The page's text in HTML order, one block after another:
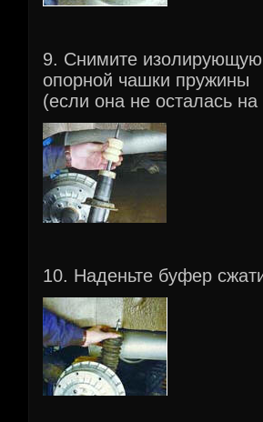
9. Снимите изолирующую
опорной чашки пружины
(если она не осталась
10. Наденьте буфер